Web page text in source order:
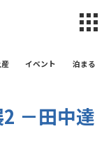
光
イベント 泊まる
－田中達